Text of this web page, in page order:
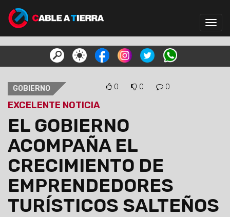
GOBIERNO 0 0 0
EXCELENTE NOTICIA
EL GOBIERNO
ACOMPAÑA EL
CRECIMIENTO DE
EMPRENDEDORES
TURÍSTICOS SALTEÑOS